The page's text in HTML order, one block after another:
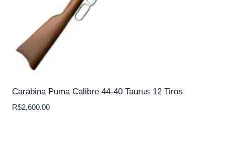
Carabina Puma Calibre 44-40 Taurus 12 Tiros
R$2,600.00